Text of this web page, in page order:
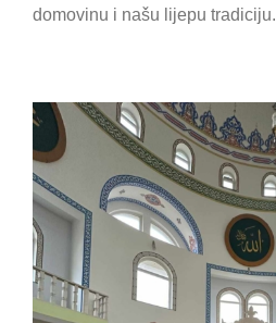
domovinu i našu lijepu tradiciju.